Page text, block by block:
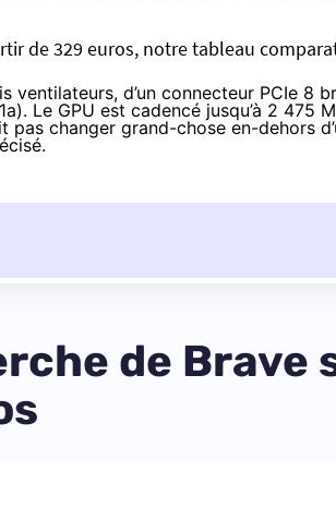
de 329 euros, notre tableau
d’un connecteur PCIe 8
Le GPU est cadencé jusqu’à 2 475
changer grand-chose en-dehors
de